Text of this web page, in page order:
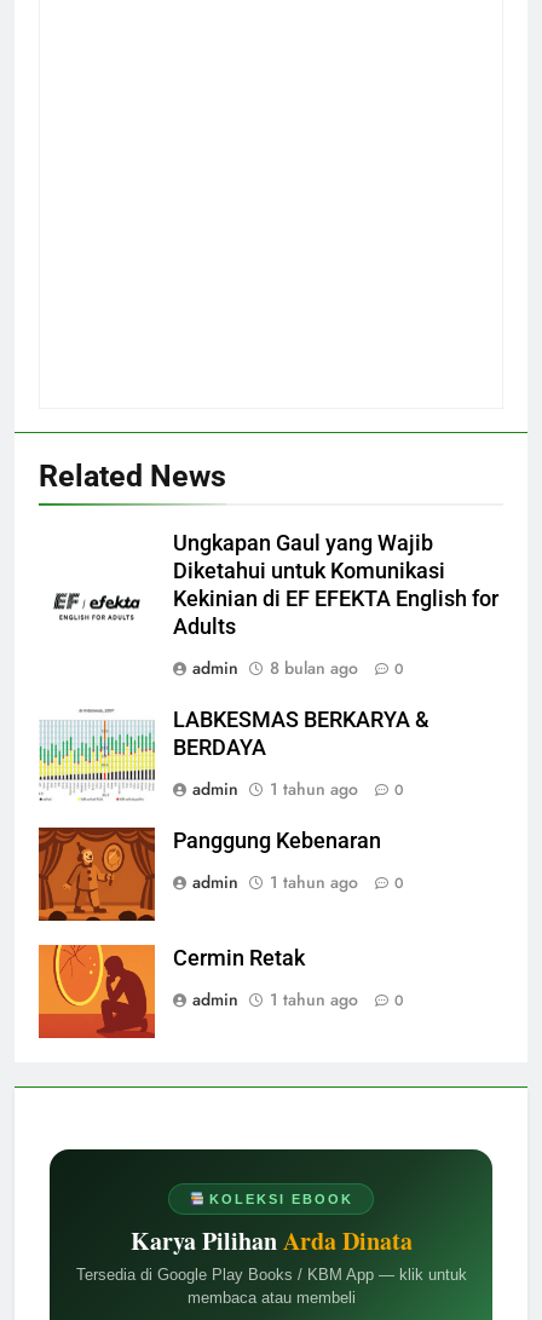
KOLEKSI EBOOK
Karya PilihanArda Dinata
Tersedia di Google Play Books / KBM App — klik untuk
membaca atau membeli
Related News
Ungkapan Gaul yang Wajib
Diketahui untuk Komunikasi
Kekinian di EF EFEKTA English for
Adults
admin
8 bulan ago 0
LABKESMAS BERKARYA &
BERDAYA
admin
1 tahun ago 0
Panggung Kebenaran
admin
1 tahun ago 0
Cermin Retak
admin
1 tahun ago 0